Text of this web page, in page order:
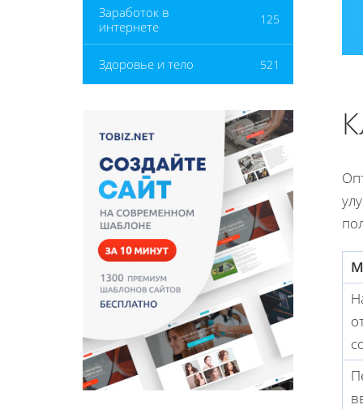
Заработок в
интернете
125
Здоровье и тело 521